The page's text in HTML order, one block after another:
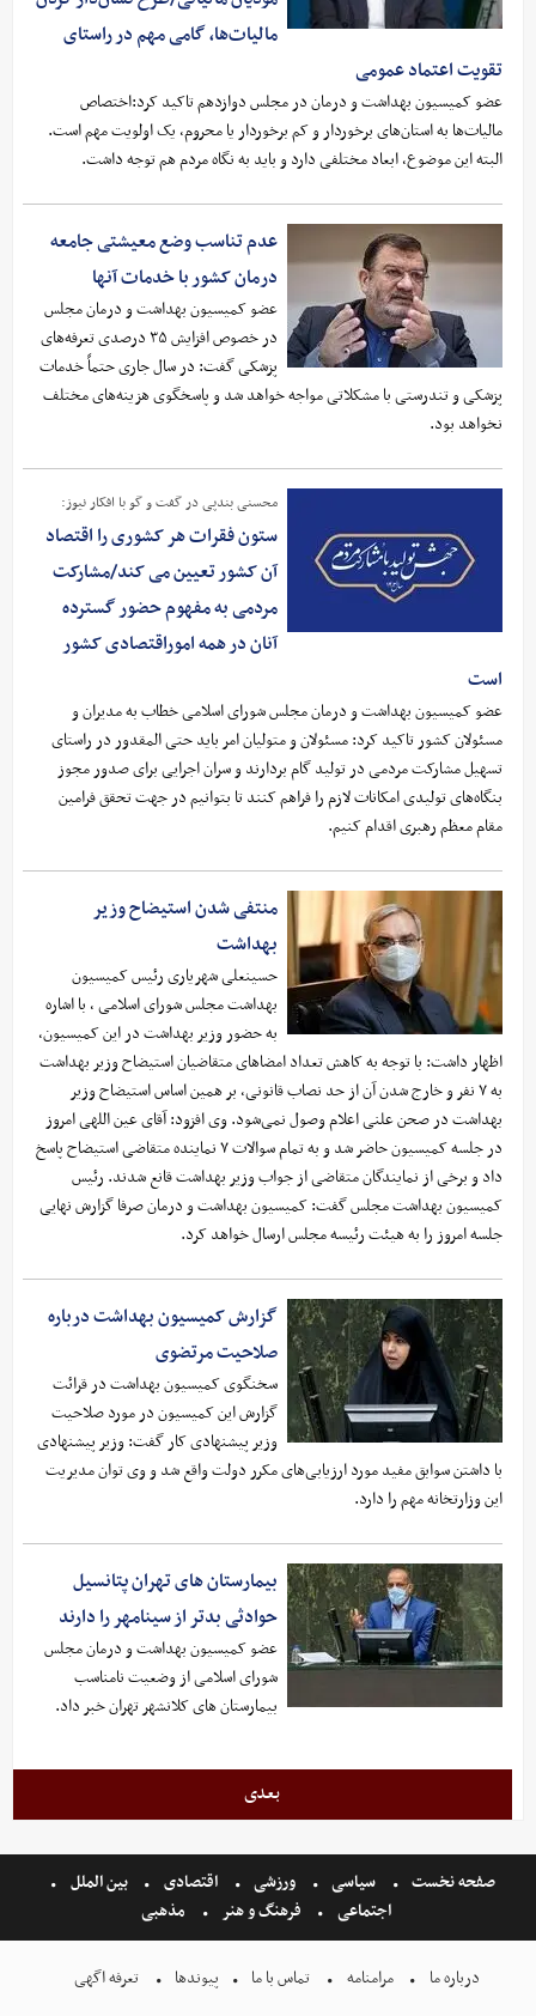
مالیات‌ها، گامی مهم در راستای
تقویت اعتماد عمومی
عضو کمیسیون بهداشت و درمان در مجلس دوازدهم تاکید کرد:اختصاص
مالیات‌ها به استان‌های برخوردار و کم برخوردار یا محروم، یک اولویت مهم است.
البته این موضوع، ابعاد مختلفی دارد و باید به نگاه مردم هم توجه داشت.
عدم تناسب وضع معیشتی جامعه
درمان کشور با خدمات آنها
عضو کمیسیون بهداشت و درمان مجلس
در خصوص افزایش ۳۵ درصدی تعرفه‌های
پزشکی گفت: در سال جاری حتماً خدمات
پزشکی و تندرستی با مشکلاتی مواجه خواهد شد و پاسخگوی هزینه‌های مختلف
نخواهد بود.
محسنی بندپی در گفت و گو با افکار نیوز:
ستون فقرات هر کشوری را اقتصاد
آن کشور تعیین می کند/مشارکت
مردمی به مفهوم حضور گسترده
آنان در همه اموراقتصادی کشور
است
عضو کمیسیون بهداشت و درمان مجلس شورای اسلامی خطاب به مدیران و
مسئولان کشور تاکید کرد: مسئولان و متولیان امر باید حتی المقدور در راستای
تسهیل مشارکت مردمی در تولید گام بردارند و سران اجرایی برای صدور مجوز
بنگاه‌های تولیدی امکانات لازم را فراهم کنند تا بتوانیم در جهت تحقق فرامین
مقام معظم رهبری اقدام کنیم.
منتفی شدن استیضاح وزیر
بهداشت
حسینعلی شهریاری رئیس کمیسیون
بهداشت مجلس شورای اسلامی ، با اشاره
به حضور وزیر بهداشت در این کمیسیون،
اظهار داشت: با توجه به کاهش تعداد امضاهای متقاضیان استیضاح وزیر بهداشت
به ۷ نفر و خارج شدن آن از حد نصاب قانونی، بر همین اساس استیضاح وزیر
بهداشت در صحن علنی اعلام وصول نمی‌شود. وی افزود: آقای عین اللهی امروز
در جلسه کمیسیون حاضر شد و به تمام سوالات ۷ نماینده متقاضی استیضاح پاسخ
داد و برخی از نمایندگان متقاضی از جواب وزیر بهداشت قانع شدند. رئیس
کمیسیون بهداشت مجلس گفت: کمیسیون بهداشت و درمان صرفا گزارش نهایی
جلسه امروز را به هیئت رئیسه مجلس ارسال خواهد کرد.
گزارش کمیسیون بهداشت درباره
صلاحیت مرتضوی
سخنگوی کمیسیون بهداشت در قرائت
گزارش این کمیسیون در مورد صلاحیت
وزیر پیشنهادی کار گفت: وزیر پیشنهادی
با داشتن سوابق مفید مورد ارزیابی‌های مکرر دولت واقع شد و وی توان مدیریت
این وزارتخانه مهم را دارد.
بیمارستان های تهران پتانسیل
حوادثی بدتر از سینامهر را دارند
عضو کمیسیون بهداشت و درمان مجلس
شورای اسلامی از وضعیت نامناسب
بیمارستان های کلانشهر تهران خبر داد.
بعدی
صفحه نخست سیاسی ورزشی اقتصادی
بین الملل
اجتماعی
فرهنگ و هنر مذهبی
درباره ما مرامنامه تماس با ما پیوندها تعرفه اگهی